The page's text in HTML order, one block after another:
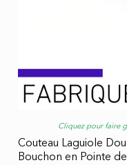
Cliquez pour faire
Couteau Laguiole
Bouchon en Pointe